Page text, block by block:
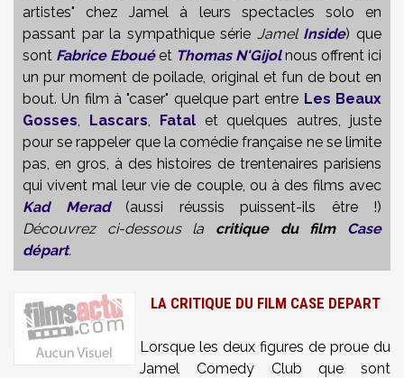
artistes" chez Jamel à leurs spectacles solo en
passant par la sympathique série Jamel Inside) que
sont Fabrice Ebouéet Thomas N'Gijolnous offrent ici
un pur moment de poilade, original et fun de bout en
bout. Un film à "caser" quelque part entre Les Beaux
Gosses, Lascars, Fatalet quelques autres, juste
pour se rappeler que la comédie française ne se limite
pas, en gros, à des histoires de trentenaires parisiens
qui vivent mal leur vie de couple, ou à des films avec
Kad Merad(aussi réussis puissent-ils être !)
Découvrez ci-dessous la critique du film
Case
départ.
LA CRITIQUE DU FILM CASE DEPART
Lorsque les deux figures de proue du
Jamel Comedy Club que sont